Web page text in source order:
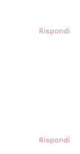
Rispondi
Rispondi